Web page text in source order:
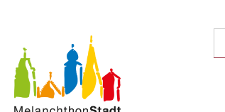
hier